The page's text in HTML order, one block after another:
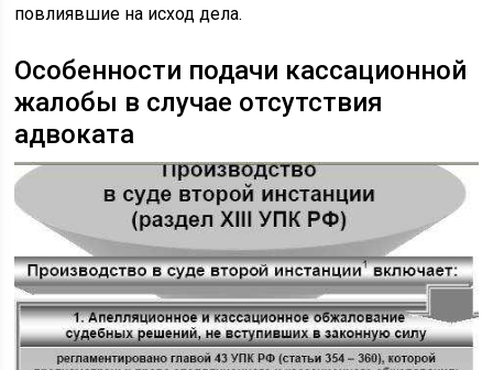
повлиявшие на исход дела.
Особенности подачи кассационной
жалобы в случае отсутствия
адвоката